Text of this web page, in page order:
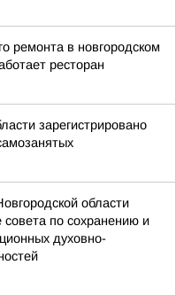
ремонта в новгородском
ресторан
зарегистрировано
области
по сохранению и
духовно-